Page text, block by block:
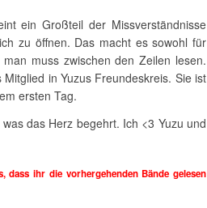
ein Großteil der Missverständnisse
zu öffnen. Das macht es sowohl für
muss zwischen den Zeilen lesen.
in Yuzus Freundeskreis. Sie ist
ersten Tag.
das Herz begehrt. Ich <3 Yuzu und
dass ihr die vorhergehenden Bände gelesen